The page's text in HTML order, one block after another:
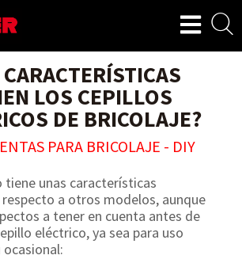
LOS CEPILLOS
DE BRICOLAJE?
PARA BRICOLAJE - DIY
tiene unas características
a otros modelos, aunque
a tener en cuenta antes de
eléctrico, ya sea para uso